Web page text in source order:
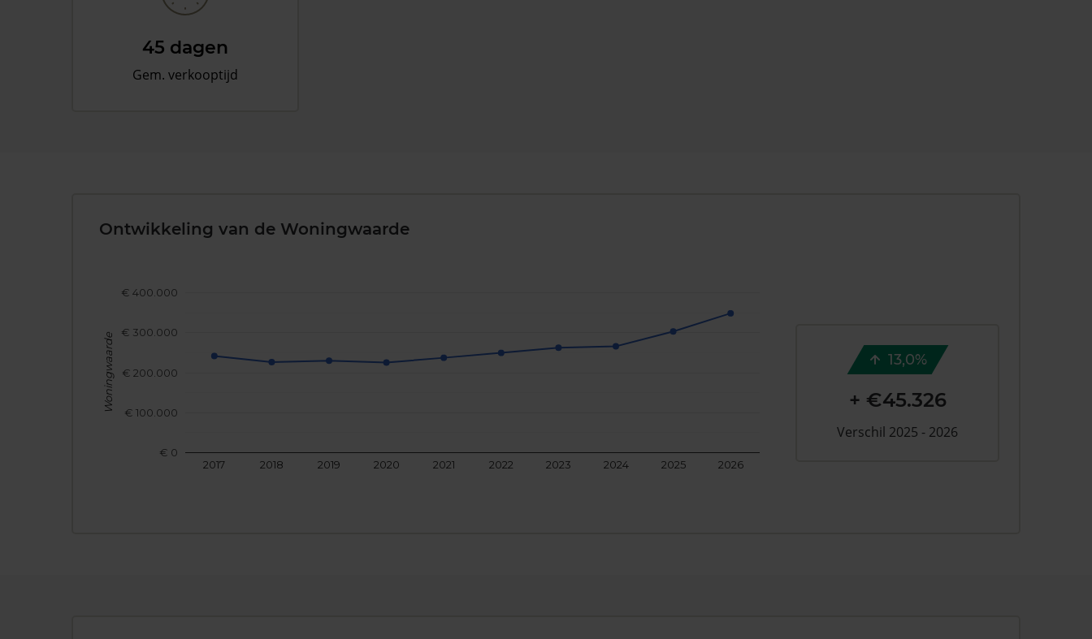
45 dagen
Gem. verkooptijd
Ontwikkeling van de Woningwaarde
2017 2018 2019 2020 2021 2022 2023 2024 2025 2026
€ 0
€ 100.000
€ 200.000
€ 300.000
€ 400.000
Woningwaarde 13,0%
+ €45.326
Verschil 2025 - 2026